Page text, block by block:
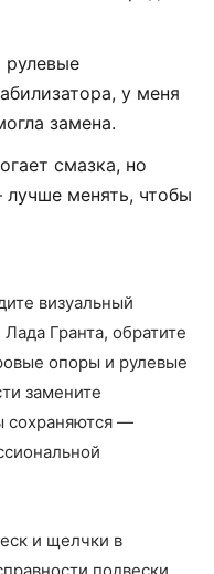
рулевые
у меня
замена.
смазка, но
менять, чтобы
визуальный
Гранта, обратите
опоры и рулевые
замените
сохраняются —
и щелчки в
подвески,